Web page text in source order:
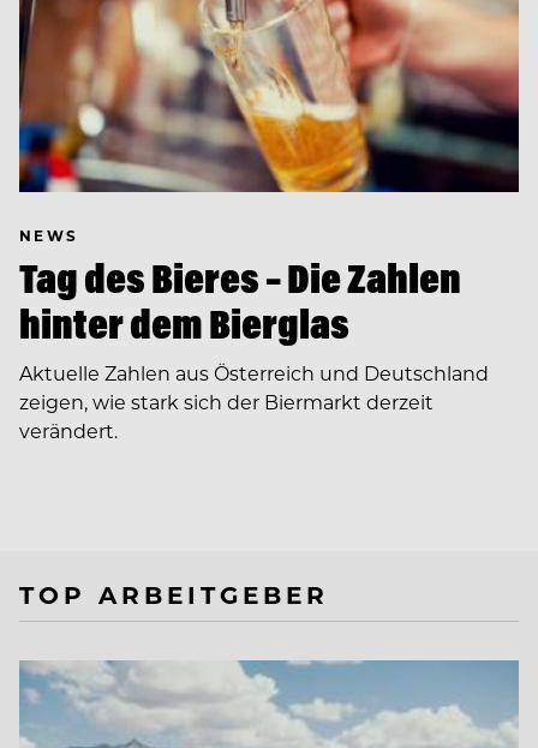
NEWS
Tag des Bieres – Die Zahlen
hinter dem Bierglas
Aktuelle Zahlen aus Österreich und Deutschland
zeigen, wie stark sich der Biermarkt derzeit
verändert.
TOP ARBEITGEBER